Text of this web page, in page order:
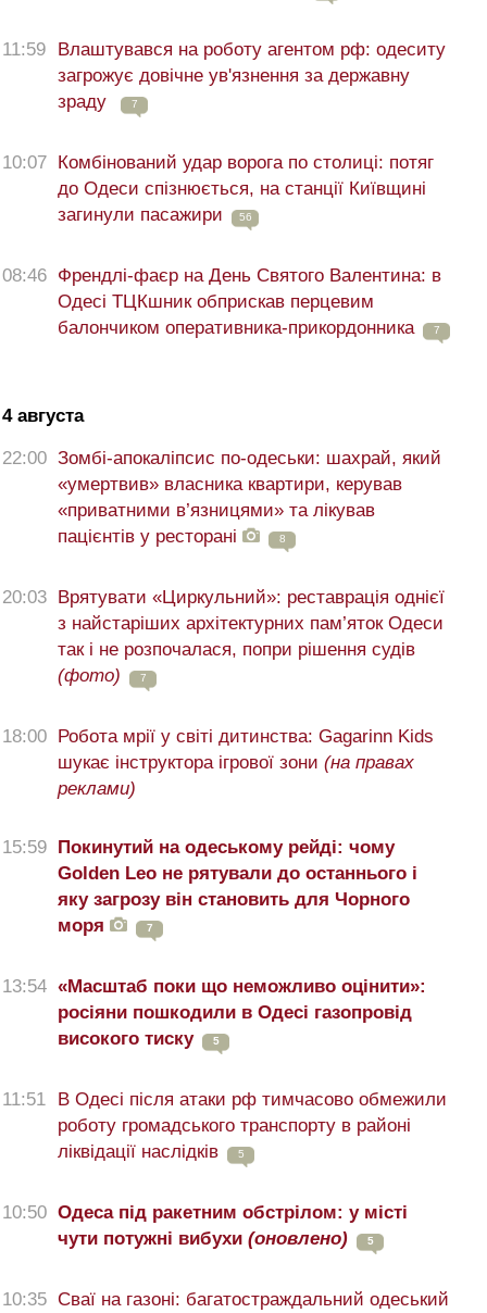
11:59
Влаштувався на роботу агентом рф: одеситу
загрожує довічне ув'язнення за державну
зраду
7
10:07 Комбінований удар ворога по столиці: потяг
до Одеси спізнюється, на станції Київщині
загинули пасажири
56
08:46 Френдлі-фаєр на День Святого Валентина: в
Одесі ТЦКшник обприскав перцевим
балончиком оперативника-прикордонника
7
4 августа
22:00 Зомбі-апокаліпсис по-одеськи: шахрай, який
«умертвив» власника квартири, керував
«приватними в’язницями» та лікував
пацієнтів у ресторані
8
20:03 Врятувати «Циркульний»: реставрація однієї
з найстаріших архітектурних пам’яток Одеси
так і не розпочалася, попри рішення судів
(фото)
7
18:00 Робота мрії у світі дитинства: Gagarinn Kids
шукає інструктора ігрової зони (на правах
реклами)
15:59 Покинутий на одеському рейді: чому
Golden Leo не рятували до останнього і
яку загрозу він становить для Чорного
моря
7
13:54 «Масштаб поки що неможливо оцінити»:
росіяни пошкодили в Одесі газопровід
високого тиску
5
11:51
В Одесі після атаки рф тимчасово обмежили
роботу громадського транспорту в районі
ліквідації наслідків
5
10:50 Одеса під ракетним обстрілом: у місті
чути потужні вибухи (оновлено) 5
10:35 Сваї на газоні: багатостраждальний одеський